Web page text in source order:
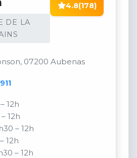
DE LA
4.8(178)
07200 Aubenas
12h
12h
– 12h
12h
– 12h